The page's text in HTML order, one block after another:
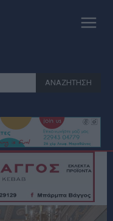
ΑΝΑΖΗΤΗΣΗ